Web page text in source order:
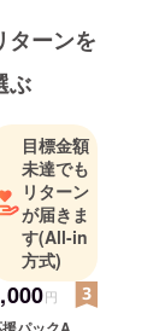
間に渡っ
100組を超
る海外の
ップDJ/
アーティス
トと共演＆
本に紹介
し、日本全
国のシーン
拡大に寄
与。
ターンを
ぶ
目標金額
未達でも
リターン
が届きま
す(All-in
方式)
円